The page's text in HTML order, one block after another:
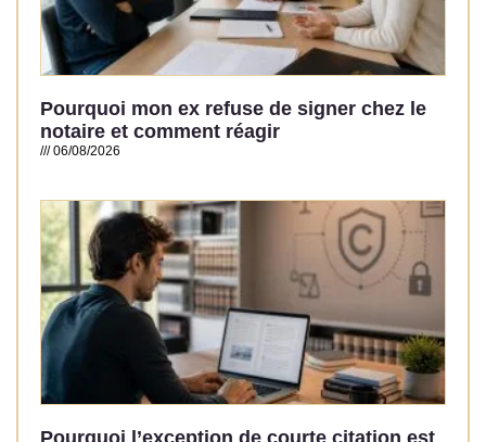
Pourquoi mon ex refuse de signer chez le
notaire et comment réagir
06/08/2026
Pourquoi l’exception de courte citation est